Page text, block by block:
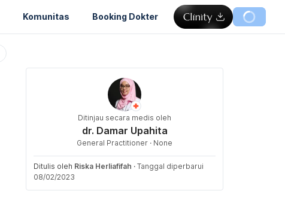
Komunitas Booking Dokter
Ditinjau secara medis oleh
dr. Damar Upahita
General Practitioner · None
Ditulis oleh Riska Herliafifah · Tanggal diperbarui
08/02/2023